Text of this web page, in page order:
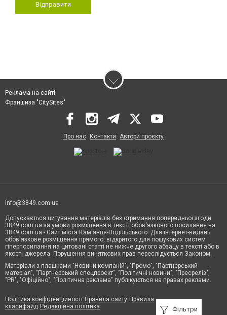
Відправити
Фільтри
Реклама на сайті
Франшиза "CitySites"
Про нас Контакти Автори проєкту
info@3849.com.ua
Допускається цитування матеріалів без отримання попередньої згоди
3849.com.ua за умови розміщення в тексті обов'язкового посилання на
3849.com.ua - Сайт міста Кам'янця-Подільського. Для інтернет-видань
обов'язкове розміщення прямого, відкритого для пошукових систем
гіперпосилання на цитовані статті не нижче другого абзацу в тексті або в
якості джерела. Порушення виняткових прав переслідується Законом.
Матеріали з плашками "Новини компаній", "Промо", "Партнерський
матеріал", "Партнерський спецпроєкт", "Політичні новини", "Пресреліз",
"PR", "Офіційно", "Політична реклама" публікуються на правах реклами.
Політика конфіденційності Правила сайту Правила
класифайд Редакційна політика